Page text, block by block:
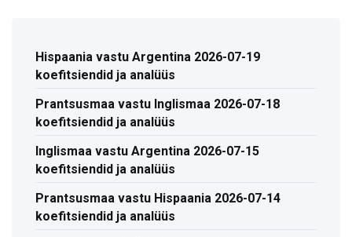
Hispaania vastu Argentina 2026-07-19
koefitsiendid ja analüüs
Prantsusmaa vastu Inglismaa 2026-07-18
koefitsiendid ja analüüs
Inglismaa vastu Argentina 2026-07-15
koefitsiendid ja analüüs
Prantsusmaa vastu Hispaania 2026-07-14
koefitsiendid ja analüüs